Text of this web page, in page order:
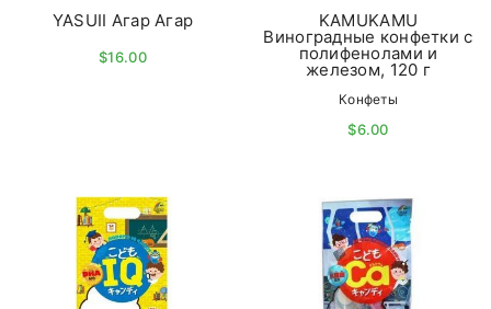
YASUII Агар Агар
$16.00
KAMUKAMU
Виноградные конфетки с
полифенолами и
железом, 120 г
Конфеты
$6.00